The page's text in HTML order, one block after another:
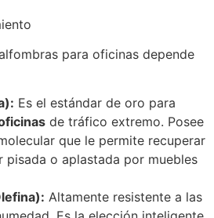
para oficinas depende
Es el estándar de oro para
de tráfico extremo. Posee
que le permite recuperar
pisada o aplastada por muebles
Altamente resistente a las